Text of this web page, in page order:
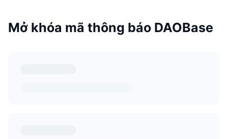
Mở khóa mã thông báo DAOBase